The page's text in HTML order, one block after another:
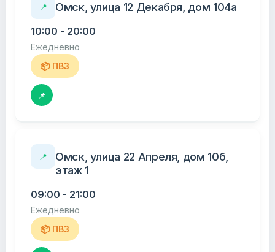
📍 Омск, улица 12 Декабря, дом 104а
10:00 - 20:00
Ежедневно
📦 ПВЗ
📌
📍
Омск, улица 22 Апреля, дом 10б,
этаж 1
09:00 - 21:00
Ежедневно
📦 ПВЗ